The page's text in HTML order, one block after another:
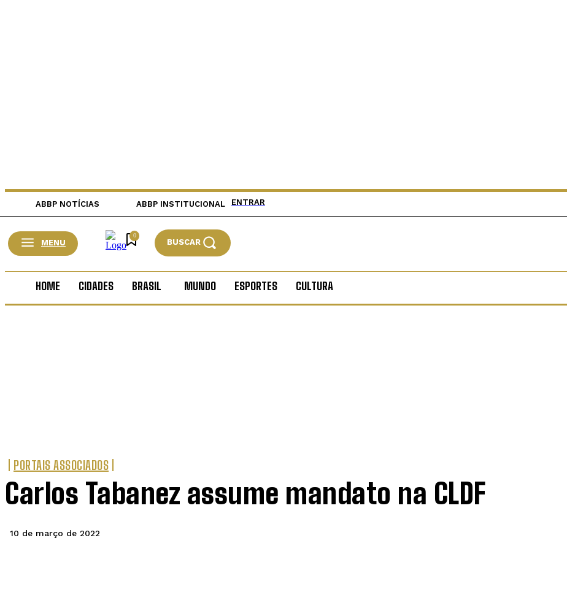
ABBP NOTÍCIAS ABBP INSTITUCIONAL ENTRAR
MENU
0
BUSCAR
HOME CIDADES BRASIL MUNDO ESPORTES CULTURA
PORTAIS ASSOCIADOS
Carlos Tabanez assume mandato na CLDF
10 de março de 2022